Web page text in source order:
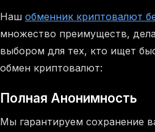
Наш обменник криптовалют
множество преимуществ,
выбором для тех, кто ищет
обмен криптовалют:
Полная Анонимность
Мы гарантируем сохранение